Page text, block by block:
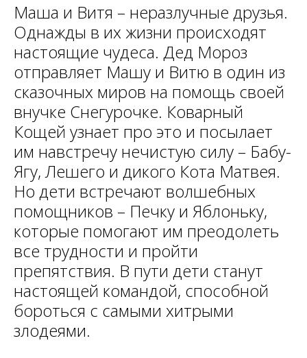
Маша и Витя – неразлучные друзья.
Однажды в их жизни происходят
настоящие чудеса. Дед Мороз
отправляет Машу и Витю в один из
сказочных миров на помощь своей
внучке Снегурочке. Коварный
Кощей узнает про это и посылает
им навстречу нечистую силу – Бабу-
Ягу, Лешего и дикого Кота Матвея.
Но дети встречают волшебных
помощников – Печку и Яблоньку,
которые помогают им преодолеть
все трудности и пройти
препятствия. В пути дети станут
настоящей командой, способной
бороться с самыми хитрыми
злодеями.